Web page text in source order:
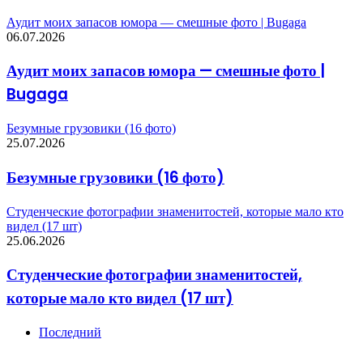
Аудит моих запасов юмора — смешные фото | Bugaga
06.07.2026
Аудит моих запасов юмора — смешные фото |
Bugaga
Безумные грузовики (16 фото)
25.07.2026
Безумные грузовики (16 фото)
Студенческие фотографии знаменитостей, которые мало кто
видел (17 шт)
25.06.2026
Студенческие фотографии знаменитостей,
которые мало кто видел (17 шт)
Последний